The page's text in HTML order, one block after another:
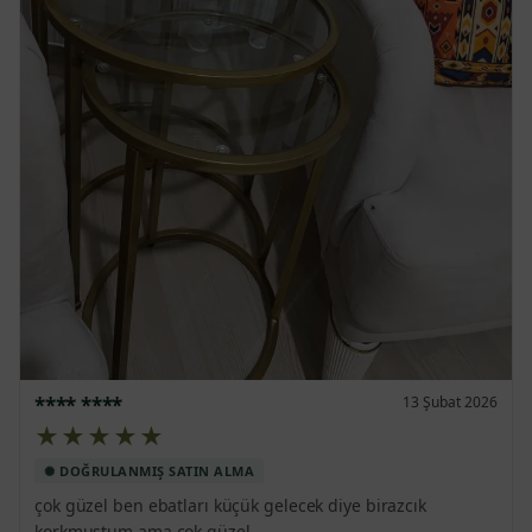
**** ****
★★★★★
13 Şubat 2026
çok güzel ben ebatları küçük gelecek diye birazcık